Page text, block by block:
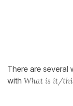
There are several
with What is it/